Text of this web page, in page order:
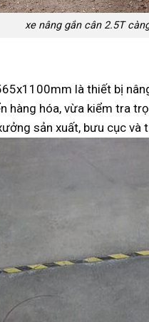
xe nâng gắn cân 2.5T
là thiết bị
hàng hóa, vừa kiểm tra
sản xuất, bưu cục